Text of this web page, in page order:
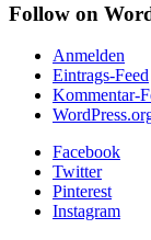
Follow on
Anmelden
Eintrags-Feed
Kommentar-
Facebook
Twitter
Pinterest
Instagram